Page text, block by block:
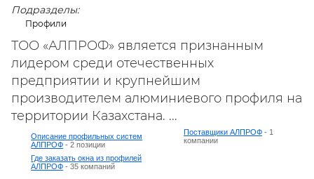
Подразделы:
Профили
ТОО «АЛПРОФ» является признанным
лидером среди отечественных
предприятии и крупнейшим
производителем алюминиевого профиля на
территории Казахстана. ...
Поставщики АЛПРОФ - 1
компании
Описание профильных систем
АЛПРОФ - 2 позиции
Где заказать окна из профилей
АЛПРОФ - 35 компаний